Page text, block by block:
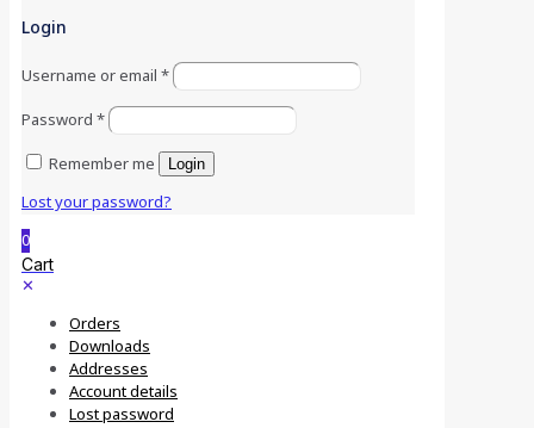
Login
Username or email *
Password *
Remember me
Login
Lost your password?
0
Cart
✕
Orders
Downloads
Addresses
Account details
Lost password